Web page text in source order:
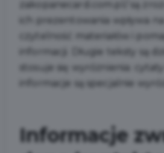
zakopanecard.com.pl/ są
ich prezentowania wpływa
czytelność materiałów i
informacji. Długie teksty są
stosuje się wyróżnienia:
informacje są specjalnie
Informacje